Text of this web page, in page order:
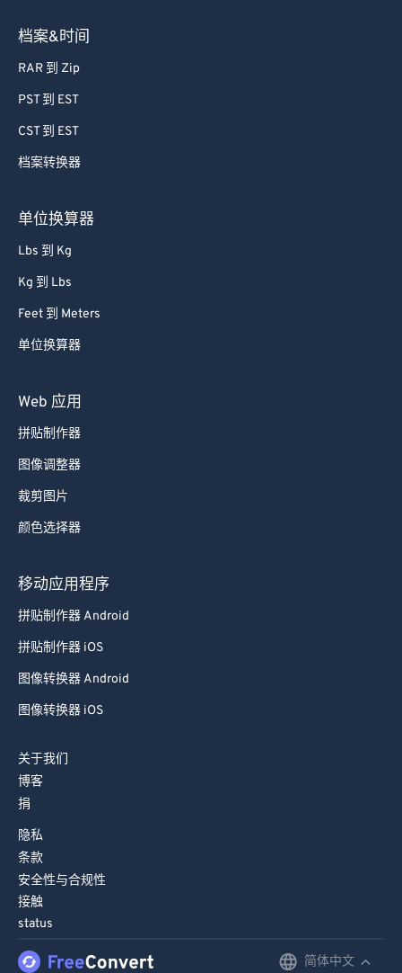
档案&时间
RAR 到 Zip
PST 到 EST
CST 到 EST
档案转换器
单位换算器
Lbs 到 Kg
Kg 到 Lbs
Feet 到 Meters
单位换算器
Web 应用
拼贴制作器
图像调整器
裁剪图片
颜色选择器
移动应用程序
拼贴制作器 Android
拼贴制作器 iOS
图像转换器 Android
图像转换器 iOS
关于我们
博客
捐
隐私
条款
安全性与合规性
接触
status
简体中文